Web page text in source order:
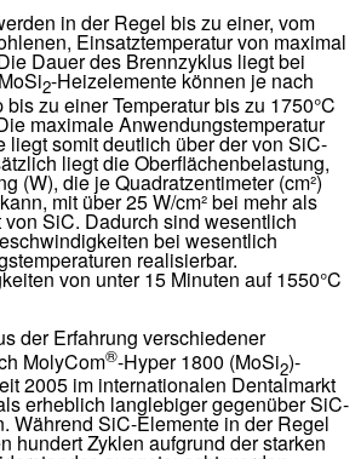
in der Regel bis zu einer, vom
Einsatztemperatur von maximal
Dauer des Brennzyklus liegt bei
2-Heizelemente können je nach
zu einer Temperatur bis zu 1750°C
maximale Anwendungstemperatur
liegt somit deutlich über der von SiC-
liegt die Oberflächenbelastung,
(W), die je Quadratzentimeter (cm²)
mit über 25 W/cm² bei mehr als
SiC. Dadurch sind wesentlich
bei wesentlich
realisierbar.
von unter 15 Minuten auf 1550°C
der Erfahrung verschiedener
MolyCom®-Hyper 1800 (MoSi2)-
2005 im internationalen Dentalmarkt
erheblich langlebiger gegenüber SiC-
Während SiC-Elemente in der Regel
hundert Zyklen aufgrund der starken